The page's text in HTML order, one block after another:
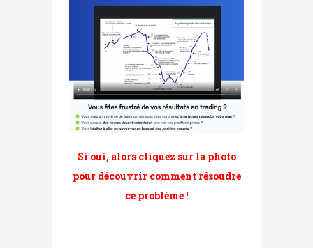
Si oui, alors cliquez sur la photo
pour découvrir comment résoudre
ce problème !